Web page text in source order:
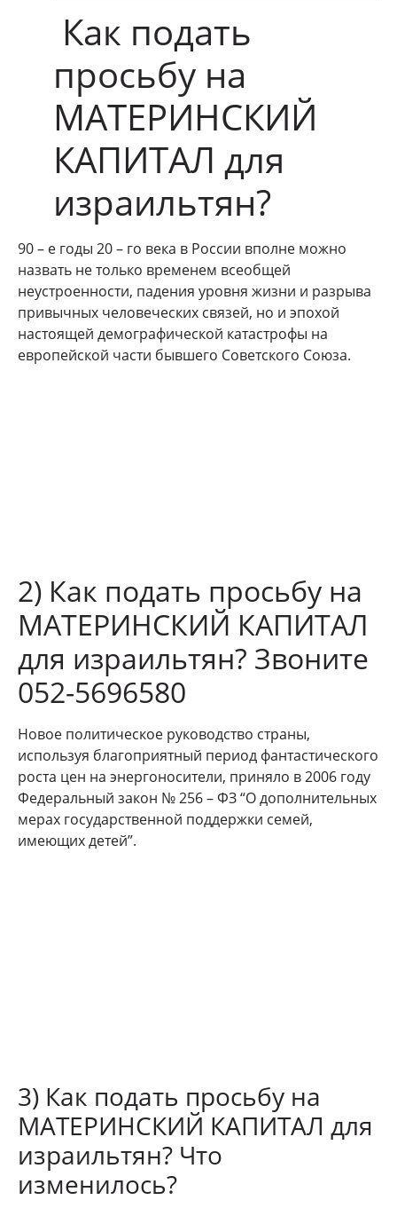
Как подать
просьбу на
МАТЕРИНСКИЙ
КАПИТАЛ для
израильтян?
90 – е годы 20 – го века в России вполне можно
назвать не только временем всеобщей
неустроенности, падения уровня жизни и разрыва
привычных человеческих связей, но и эпохой
настоящей демографической катастрофы на
европейской части бывшего Советского Союза.
2) Как подать просьбу на
МАТЕРИНСКИЙ КАПИТАЛ
для израильтян? Звоните
052-5696580
Новое политическое руководство страны,
используя благоприятный период фантастического
роста цен на энергоносители, приняло в 2006 году
Федеральный закон № 256 – ФЗ “О дополнительных
мерах государственной поддержки семей,
имеющих детей”.
3) Как подать просьбу на
МАТЕРИНСКИЙ КАПИТАЛ для
израильтян? Что
изменилось?